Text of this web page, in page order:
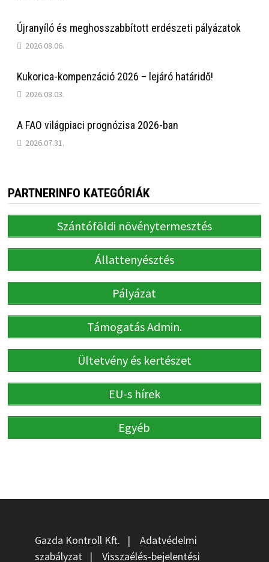
Újranyíló és meghosszabbított erdészeti pályázatok
2026.08.06.
Kukorica-kompenzáció 2026 – lejáró határidő!
2026.08.03.
A FAO világpiaci prognózisa 2026-ban
2026.07.31.
PARTNERINFO KATEGÓRIÁK
Szántóföldi növénytermesztés
Állattenyésztés
Pályázat
Támogatás Admin.
Ültetvény és kertészet
EU-s hírek
Egyéb
Gazda Kontroll Kft. | Adatvédelmi
szabályzat| Visszaélés-bejelentési